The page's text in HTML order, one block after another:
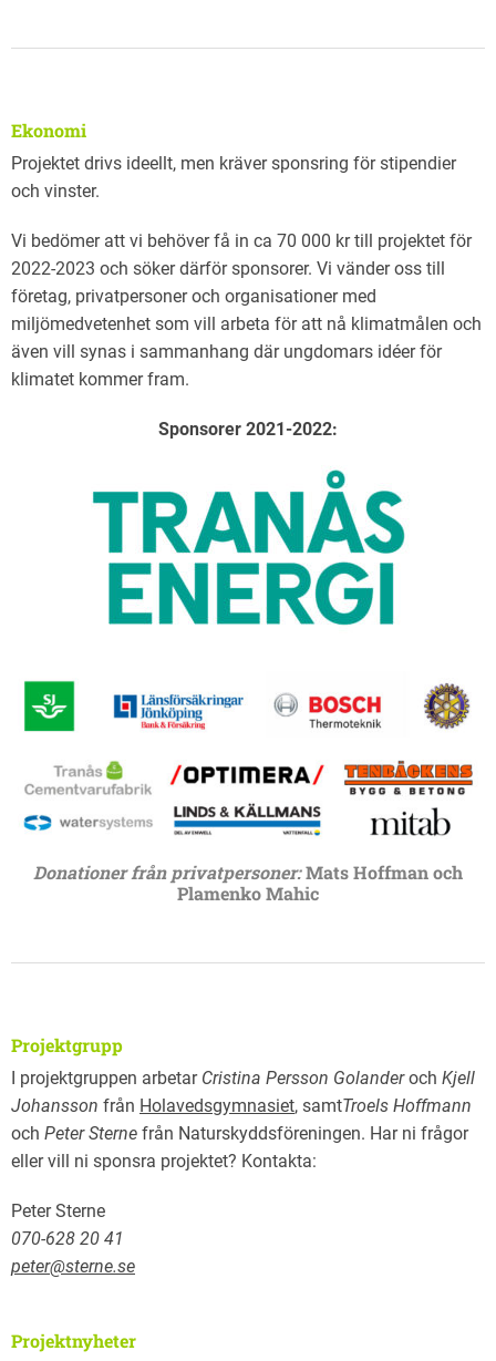
Ekonomi
Projektet drivs ideellt, men kräver sponsring för stipendier
och vinster.
Vi bedömer att vi behöver få in ca 70 000 kr till projektet för
2022-2023 och söker därför sponsorer. Vi vänder oss till
företag, privatpersoner och organisationer med
miljömedvetenhet som vill arbeta för att nå klimatmålen och
även vill synas i sammanhang där ungdomars idéer för
klimatet kommer fram.
Sponsorer 2021-2022:
Donationer från privatpersoner:Mats Hoffmanoch
Plamenko Mahic
Projektgrupp
I projektgruppen arbetar Cristina Persson Golanderoch Kjell
Johansson från Holavedsgymnasiet, samtTroels Hoffmann
och Peter Sterne från Naturskyddsföreningen. Har ni frågor
eller vill ni sponsra projektet? Kontakta:
Peter Sterne
070-628 20 41
peter@sterne.se
Projektnyheter